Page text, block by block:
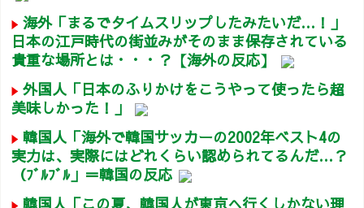
海外「まるでタイムスリップしたみたいだ…！」
日本の江戸時代の街並みがそのまま保存されている
貴重な場所とは・・・？【海外の反応】
外国人「日本のふりかけをこうやって使ったら超
美味しかった！」
韓国人「海外で韓国サッカーの2002年ベスト4の
実力は、実際にはどれくらい認められてるんだ…？
（ﾌﾞﾙﾌﾞﾙ」＝韓国の反応
韓国人「この夏、韓国人が東京へ行くしかない理